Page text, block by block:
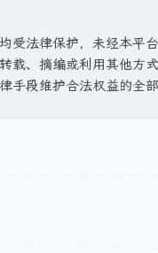
受法律保护，未经本平
载、摘编或利用其他方
手段维护合法权益的全部